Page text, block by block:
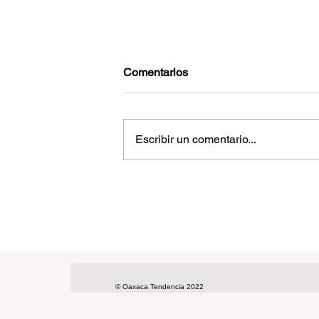
Comentarios
Escribir un comentario...
© Oaxaca Tendencia 2022